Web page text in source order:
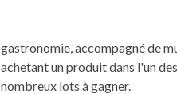
gastronomie, accompagné de
achetant un produit dans l'un
nombreux lots à gagner.